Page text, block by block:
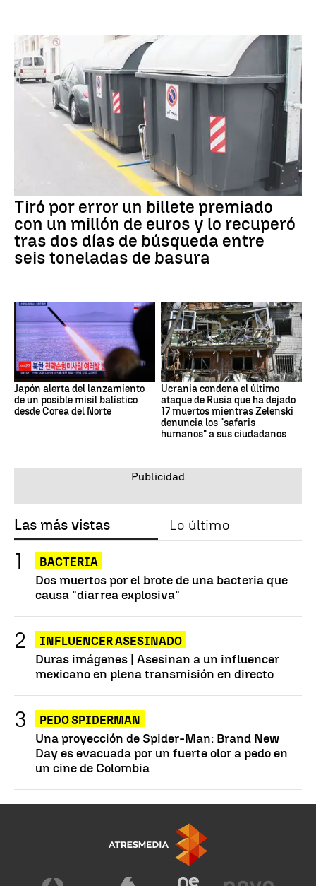
Tiró por error un billete premiado
con un millón de euros y lo recuperó
tras dos días de búsqueda entre
seis toneladas de basura
Japón alerta del lanzamiento
de un posible misil balístico
desde Corea del Norte
Ucrania condena el último
ataque de Rusia que ha dejado
17 muertos mientras Zelenski
denuncia los "safaris
humanos" a sus ciudadanos
Las más vistas Lo último
BACTERIA
Dos muertos por el brote de una bacteria que
causa "diarrea explosiva"
INFLUENCER ASESINADO
Duras imágenes | Asesinan a un influencer
mexicano en plena transmisión en directo
PEDO SPIDERMAN
Una proyección de Spider-Man: Brand New
Day es evacuada por un fuerte olor a pedo en
un cine de Colombia